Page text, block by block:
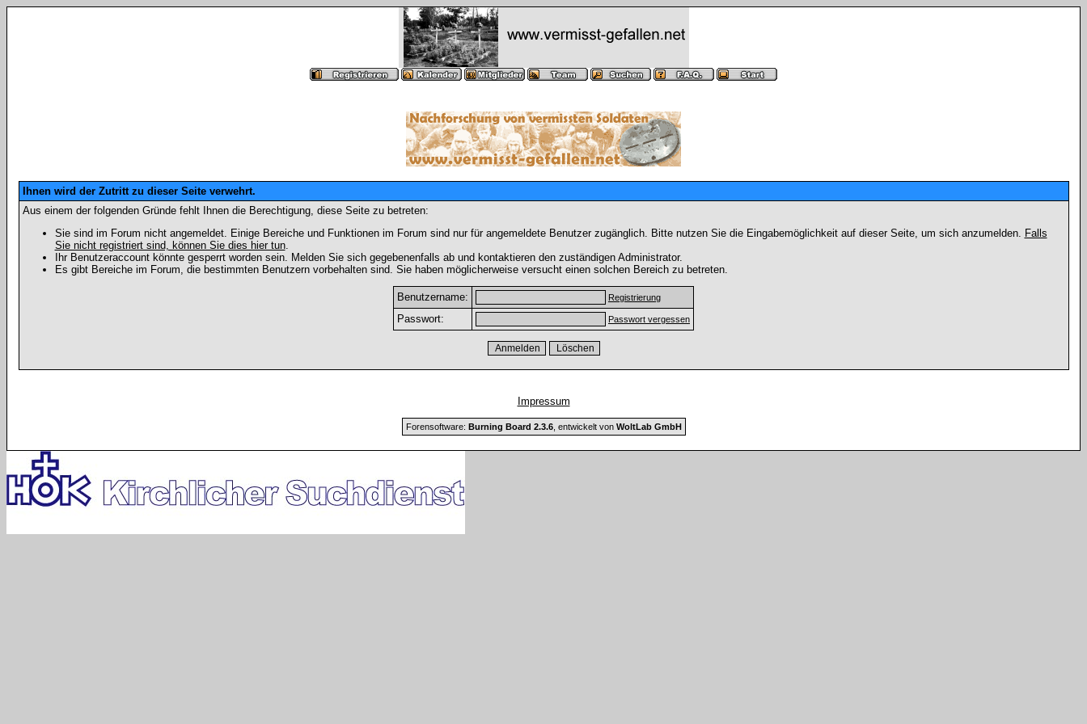
Ihnen wird der Zutritt zu dieser Seite verwehrt.
Aus einem der folgenden Gründe fehlt Ihnen die Berechtigung, diese Seite zu betreten:
Sie sind im Forum nicht angemeldet. Einige Bereiche und Funktionen im Forum sind nur für angemeldete Benutzer zugänglich. Bitte nutzen Sie die Eingabemöglichkeit auf dieser Seite, um sich anzumelden. Falls
Sie nicht registriert sind, können Sie dies hier tun.
Ihr Benutzeraccount könnte gesperrt worden sein. Melden Sie sich gegebenenfalls ab und kontaktieren den zuständigen Administrator.
Es gibt Bereiche im Forum, die bestimmten Benutzern vorbehalten sind. Sie haben möglicherweise versucht einen solchen Bereich zu betreten.
Benutzername: Registrierung
Passwort: Passwort vergessen
Impressum
Forensoftware: Burning Board 2.3.6, entwickelt von WoltLab GmbH